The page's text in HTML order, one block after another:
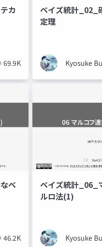
カ
69.9K
ベイズ統計_02_
定理
Kyosuke
ベ
46.2K
ベイズ統計_06_
ルロ法(1)
Kyosuke